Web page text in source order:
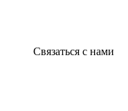
Связаться с нами